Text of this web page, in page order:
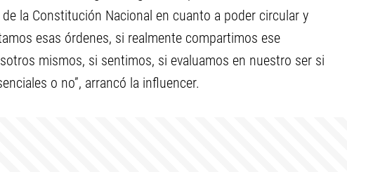
la Constitución Nacional en cuanto a poder circular y
esas órdenes, si realmente compartimos ese
mismos, si sentimos, si evaluamos en nuestro ser si
o no”, arrancó la influencer.